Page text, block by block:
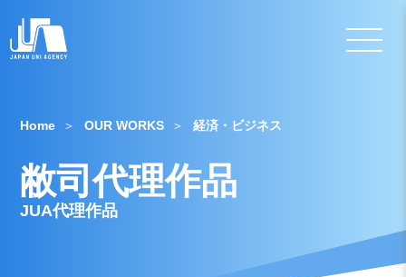
Home OUR WORKS 経済・ビジネス
敝司代理作品
JUA代理作品